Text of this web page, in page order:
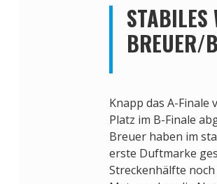
STABILES
BREUER/
Knapp das A-Finale
Platz im B-Finale
Breuer haben im
erste Duftmarke
Streckenhälfte